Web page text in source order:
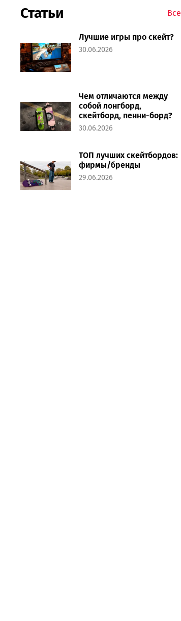
Статьи Все
Лучшие игры про скейт?
30.06.2026
Чем отличаются между
собой лонгборд,
скейтборд, пенни-борд?
30.06.2026
ТОП лучших скейтбордов:
фирмы/бренды
29.06.2026